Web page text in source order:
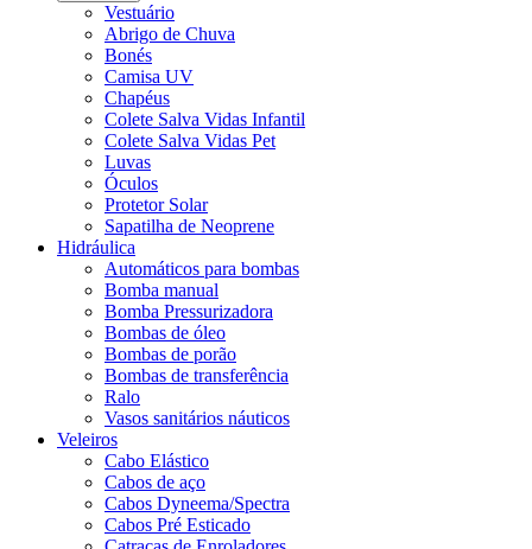
Vestuário
Abrigo de Chuva
Bonés
Camisa UV
Chapéus
Colete Salva Vidas Infantil
Colete Salva Vidas Pet
Luvas
Óculos
Protetor Solar
Sapatilha de Neoprene
Hidráulica
Automáticos para bombas
Bomba manual
Bomba Pressurizadora
Bombas de óleo
Bombas de porão
Bombas de transferência
Ralo
Vasos sanitários náuticos
Veleiros
Cabo Elástico
Cabos de aço
Cabos Dyneema/Spectra
Cabos Pré Esticado